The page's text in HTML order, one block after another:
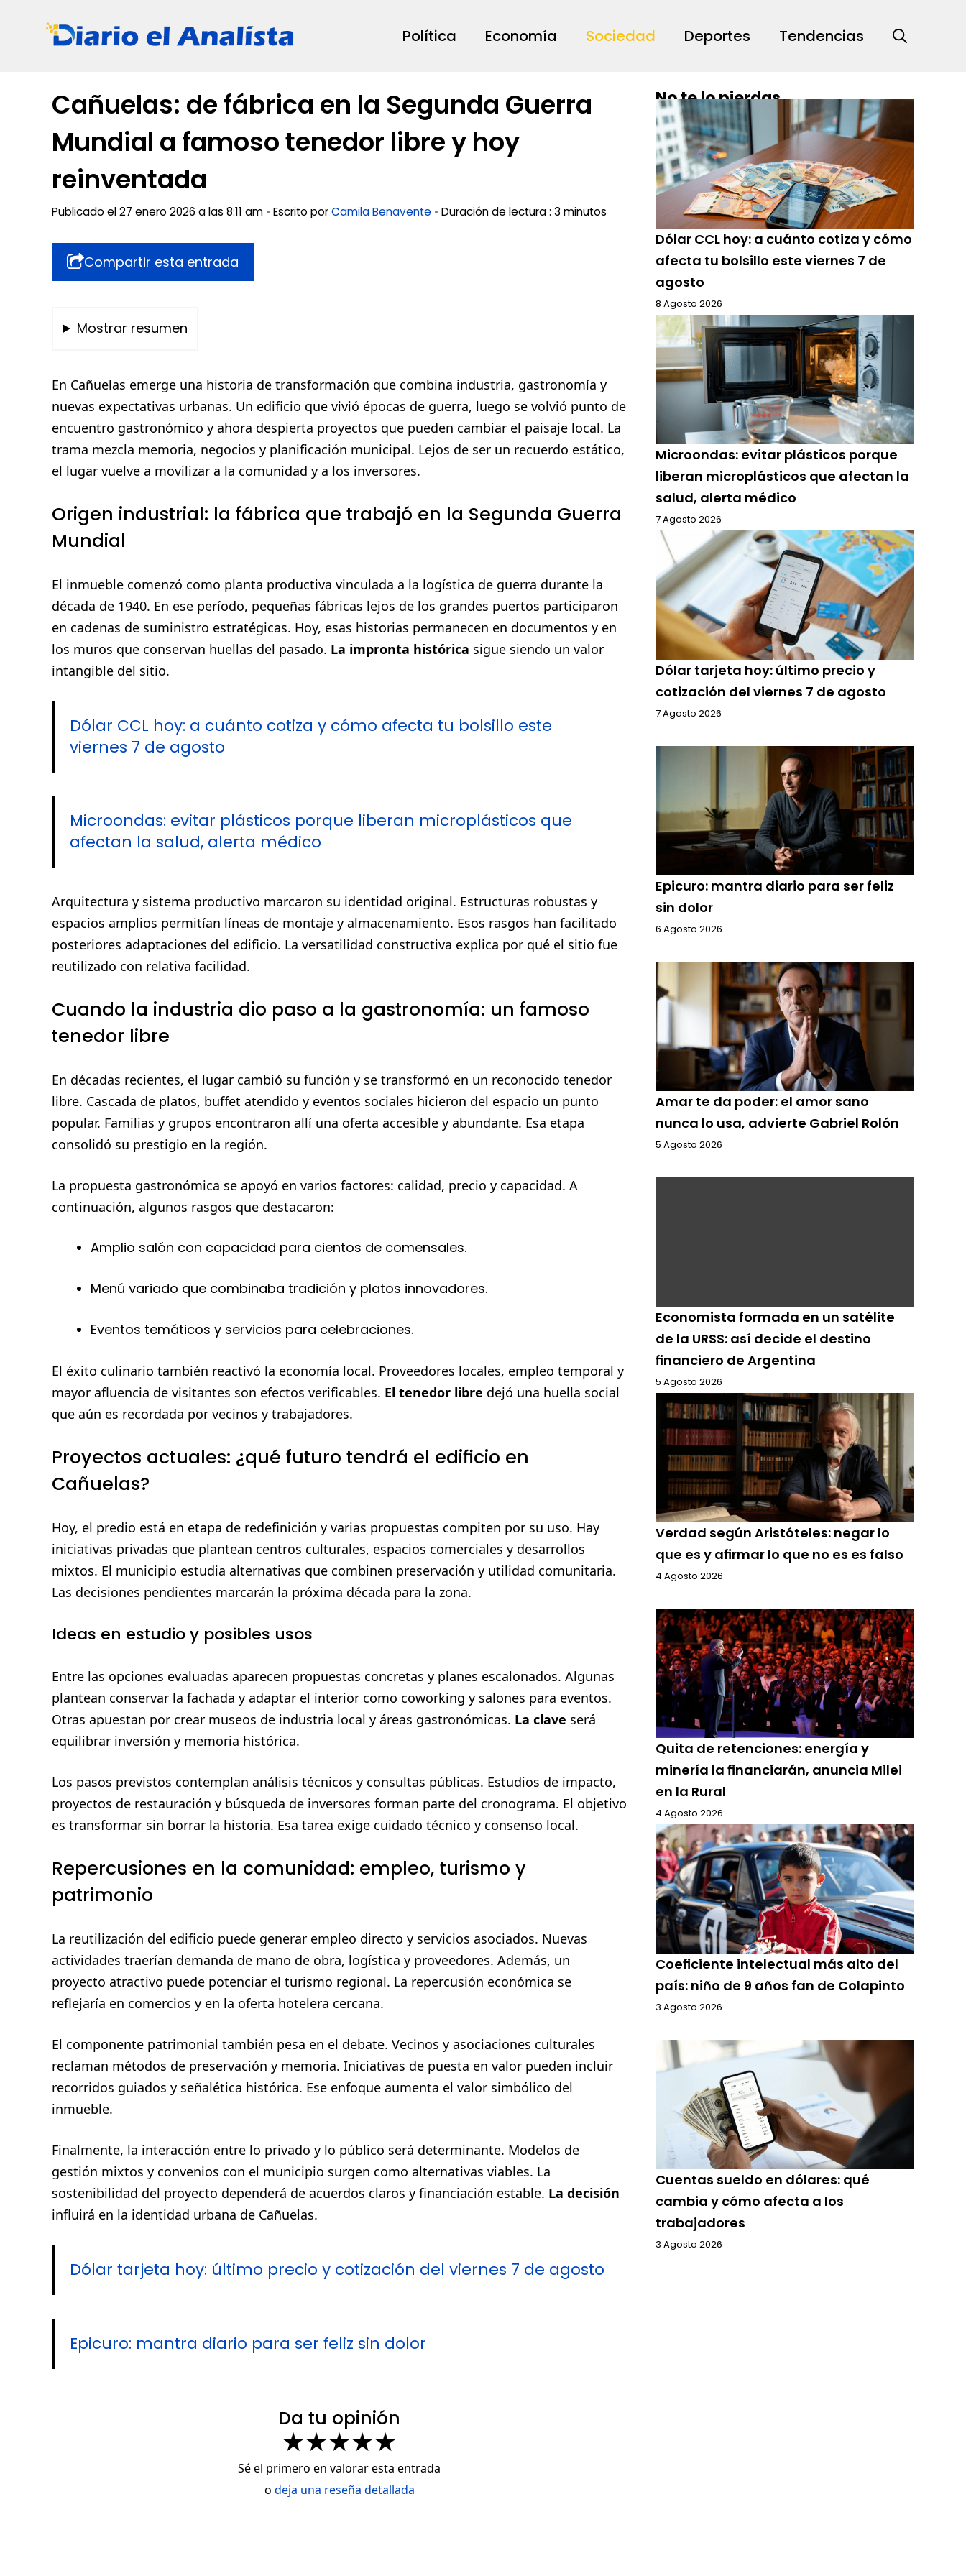
Política Economía Sociedad Deportes Tendencias
Cañuelas: de fábrica en la Segunda Guerra
Mundial a famoso tenedor libre y hoy
reinventada
Publicado el 27 enero 2026 a las 8:11 am • Escrito porCamila Benavente • Duración de lectura : 3 minutos
Compartir esta entrada
Mostrar resumen
En Cañuelas emerge una historia de transformación que combina industria, gastronomía y
nuevas expectativas urbanas. Un edificio que vivió épocas de guerra, luego se volvió punto de
encuentro gastronómico y ahora despierta proyectos que pueden cambiar el paisaje local. La
trama mezcla memoria, negocios y planificación municipal. Lejos de ser un recuerdo estático,
el lugar vuelve a movilizar a la comunidad y a los inversores.
Origen industrial: la fábrica que trabajó en la Segunda Guerra
Mundial
El inmueble comenzó como planta productiva vinculada a la logística de guerra durante la
década de 1940. En ese período, pequeñas fábricas lejos de los grandes puertos participaron
en cadenas de suministro estratégicas. Hoy, esas historias permanecen en documentos y en
los muros que conservan huellas del pasado. La impronta histórica sigue siendo un valor
intangible del sitio.
Dólar CCL hoy: a cuánto cotiza y cómo afecta tu bolsillo este
viernes 7 de agosto
Microondas: evitar plásticos porque liberan microplásticos que
afectan la salud, alerta médico
Arquitectura y sistema productivo marcaron su identidad original. Estructuras robustas y
espacios amplios permitían líneas de montaje y almacenamiento. Esos rasgos han facilitado
posteriores adaptaciones del edificio. La versatilidad constructiva explica por qué el sitio fue
reutilizado con relativa facilidad.
Cuando la industria dio paso a la gastronomía: un famoso
tenedor libre
En décadas recientes, el lugar cambió su función y se transformó en un reconocido tenedor
libre. Cascada de platos, buffet atendido y eventos sociales hicieron del espacio un punto
popular. Familias y grupos encontraron allí una oferta accesible y abundante. Esa etapa
consolidó su prestigio en la región.
La propuesta gastronómica se apoyó en varios factores: calidad, precio y capacidad. A
continuación, algunos rasgos que destacaron:
Amplio salón con capacidad para cientos de comensales.
Menú variado que combinaba tradición y platos innovadores.
Eventos temáticos y servicios para celebraciones.
El éxito culinario también reactivó la economía local. Proveedores locales, empleo temporal y
mayor afluencia de visitantes son efectos verificables. El tenedor libre dejó una huella social
que aún es recordada por vecinos y trabajadores.
Proyectos actuales: ¿qué futuro tendrá el edificio en
Cañuelas?
Hoy, el predio está en etapa de redefinición y varias propuestas compiten por su uso. Hay
iniciativas privadas que plantean centros culturales, espacios comerciales y desarrollos
mixtos. El municipio estudia alternativas que combinen preservación y utilidad comunitaria.
Las decisiones pendientes marcarán la próxima década para la zona.
Ideas en estudio y posibles usos
Entre las opciones evaluadas aparecen propuestas concretas y planes escalonados. Algunas
plantean conservar la fachada y adaptar el interior como coworking y salones para eventos.
Otras apuestan por crear museos de industria local y áreas gastronómicas. La clave será
equilibrar inversión y memoria histórica.
Los pasos previstos contemplan análisis técnicos y consultas públicas. Estudios de impacto,
proyectos de restauración y búsqueda de inversores forman parte del cronograma. El objetivo
es transformar sin borrar la historia. Esa tarea exige cuidado técnico y consenso local.
Repercusiones en la comunidad: empleo, turismo y
patrimonio
La reutilización del edificio puede generar empleo directo y servicios asociados. Nuevas
actividades traerían demanda de mano de obra, logística y proveedores. Además, un
proyecto atractivo puede potenciar el turismo regional. La repercusión económica se
reflejaría en comercios y en la oferta hotelera cercana.
El componente patrimonial también pesa en el debate. Vecinos y asociaciones culturales
reclaman métodos de preservación y memoria. Iniciativas de puesta en valor pueden incluir
recorridos guiados y señalética histórica. Ese enfoque aumenta el valor simbólico del
inmueble.
Finalmente, la interacción entre lo privado y lo público será determinante. Modelos de
gestión mixtos y convenios con el municipio surgen como alternativas viables. La
sostenibilidad del proyecto dependerá de acuerdos claros y financiación estable. La decisión
influirá en la identidad urbana de Cañuelas.
Dólar tarjeta hoy: último precio y cotización del viernes 7 de agosto
Epicuro: mantra diario para ser feliz sin dolor
Da tu opinión
★★★★★
Sé el primero en valorar esta entrada
o deja una reseña detallada
No te lo pierdas
Dólar CCL hoy: a cuánto cotiza y cómo
afecta tu bolsillo este viernes 7 de
agosto
8 Agosto 2026
Microondas: evitar plásticos porque
liberan microplásticos que afectan la
salud, alerta médico
7 Agosto 2026
Dólar tarjeta hoy: último precio y
cotización del viernes 7 de agosto
7 Agosto 2026
Epicuro: mantra diario para ser feliz
sin dolor
6 Agosto 2026
Amar te da poder: el amor sano
nunca lo usa, advierte Gabriel Rolón
5 Agosto 2026
Economista formada en un satélite
de la URSS: así decide el destino
financiero de Argentina
5 Agosto 2026
Verdad según Aristóteles: negar lo
que es y afirmar lo que no es es falso
4 Agosto 2026
Quita de retenciones: energía y
minería la financiarán, anuncia Milei
en la Rural
4 Agosto 2026
Coeficiente intelectual más alto del
país: niño de 9 años fan de Colapinto
3 Agosto 2026
Cuentas sueldo en dólares: qué
cambia y cómo afecta a los
trabajadores
3 Agosto 2026